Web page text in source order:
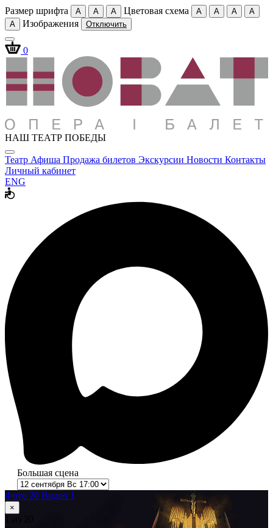
Размер шрифта A A A Цветовая схема A A A
A
A
Изображения Отключить
0
НАШ ТЕАТР ПОБЕДЫ
Театр Афиша Продажа билетов Экскурсии Новости Контакты
Личный кабинет
ENG
Большая сцена
Фото 20 Видео 1
×